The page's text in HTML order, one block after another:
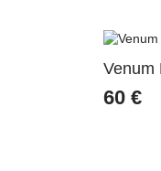
Venum
60€